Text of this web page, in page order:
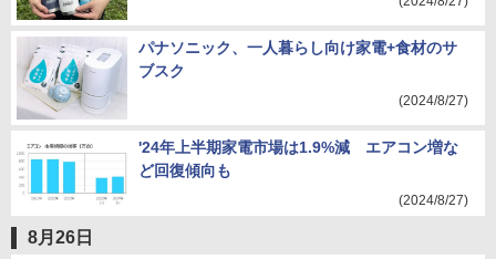
パナソニック、一人暮らし向け家電+食材のサ
ブスク
(2024/8/27)
'24年上半期家電市場は1.9%減 エアコン増な
ど回復傾向も
(2024/8/27)
8月26日